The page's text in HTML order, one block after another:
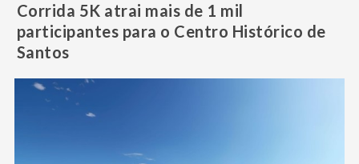
Corrida 5K atrai mais de 1 mil
participantes para o Centro Histórico de
Santos